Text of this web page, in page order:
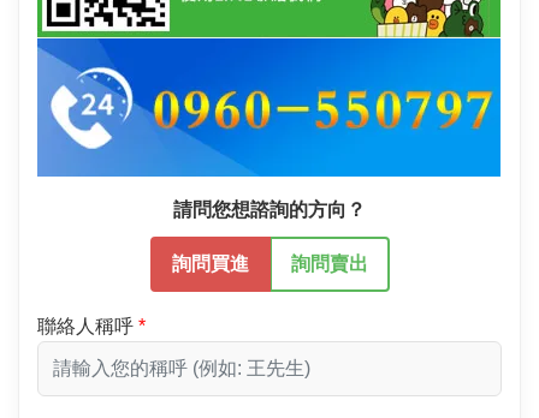
請問您想諮詢的方向？
詢問買進 詢問賣出
聯絡人稱呼